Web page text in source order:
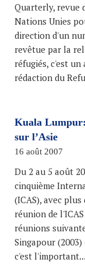
Quarterly, revue
Nations Unies
direction d'un
revêtue par la
réfugiés, c'est
rédaction du
Kuala
sur l’Asie
16 août 2007
Du 2 au 5 août
cinquième
(ICAS), avec
réunion de
réunions
Singapour
c'est l'important...